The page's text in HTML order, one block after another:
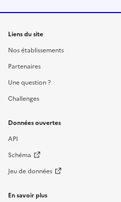
Liens du site
Nos établissements
Partenaires
Une question ?
Challenges
Données ouvertes
API
Schéma
Jeu de données
En savoir plus